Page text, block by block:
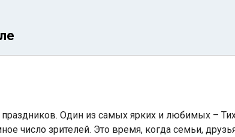
море
Один из самых ярких и любимых –
число зрителей. Это время, когда семьи,